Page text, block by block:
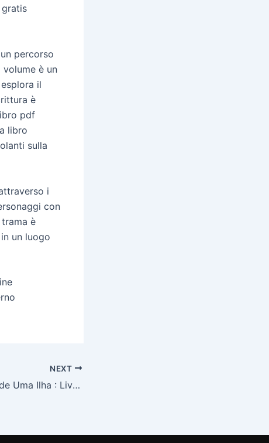
percorso
è un
il
è
pdf
libro
sulla
i
con
è
un luogo
NEXT
A Possibilidade de Uma Ilha : Livros para Aprender